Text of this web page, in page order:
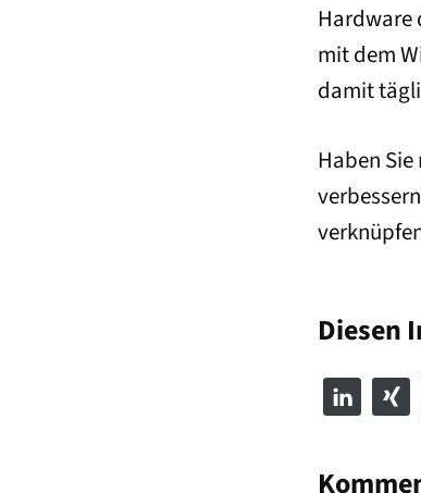
Hardware
mit dem
damit
Haben
Diesen